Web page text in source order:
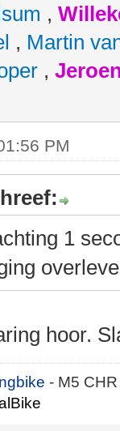
,
, Martin
,
PM
1
hoor.
- M5